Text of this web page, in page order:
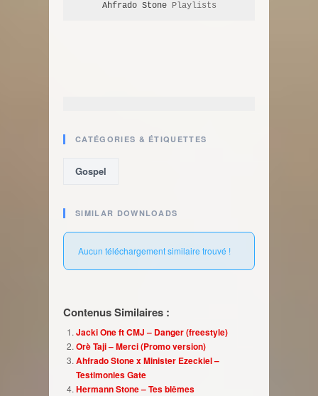
Ahfrado Stone Playlists
CATÉGORIES & ÉTIQUETTES
Gospel
SIMILAR DOWNLOADS
Aucun téléchargement similaire trouvé !
Contenus Similaires :
Jacki One ft CMJ – Danger (freestyle)
Orè Taji – Merci (Promo version)
Ahfrado Stone x Minister Ezeckiel –
Testimonies Gate
Hermann Stone – Tes blêmes